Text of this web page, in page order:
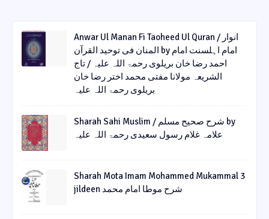
Anwar Ul Manan Fi Taoheed Ul Quran / انوار
المنان فی توحید القرآن by امام اہلسنت امام
احمد رضا خان بریلوی رحمۃ اللہ علیہ / تاج
الشریعہ مولانا مفتی محمد اختر رضا خان
بریلوی رحمۃ اللہ علیہ
Sharah Sahi Muslim / شرح صحیح مسلم by
علامہ غلام رسول سعیدی رحمۃ اللہ علیہ
Sharah Mota Imam Mohammed Mukammal 3
jildeen شرح موطا امام محمد